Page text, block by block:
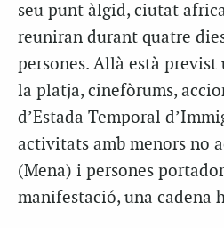
seu punt àlgid, ciutat
reuniran durant quatre
persones. Allà està previst
la platja, cinefòrums,
d’Estada Temporal
activitats amb menors no
(Mena) i persones
manifestació, una cadena